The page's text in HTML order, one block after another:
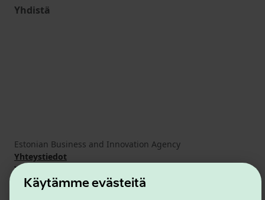
Käytämme evästeitä
Yhdistä
Estonian Business and Innovation Agency
Yhteystiedot
Yhteistyökumppanit
Käyttöehdot
Eväste- ja tietosuojakäytäntö